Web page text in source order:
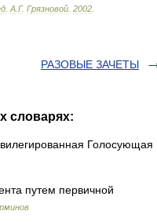
А Г. Грязновой 2002
РАЗОВЫЕ ЗАЧЕТЫ
словарях:
Голосующая
путем первичной